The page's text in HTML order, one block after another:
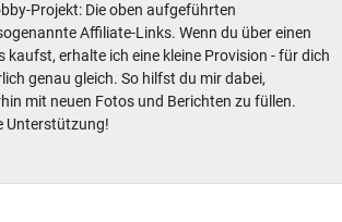
Projekt: Die oben aufgeführten
Affiliate-Links. Wenn du über einen
erhalte ich eine kleine Provision - für dich
genau gleich. So hilfst du mir dabei,
mit neuen Fotos und Berichten zu füllen.
Unterstützung!